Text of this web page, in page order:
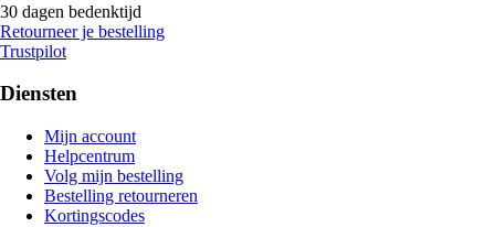
30 dagen bedenktijd
Retourneer je bestelling
Trustpilot
Diensten
Mijn account
Helpcentrum
Volg mijn bestelling
Bestelling retourneren
Kortingscodes